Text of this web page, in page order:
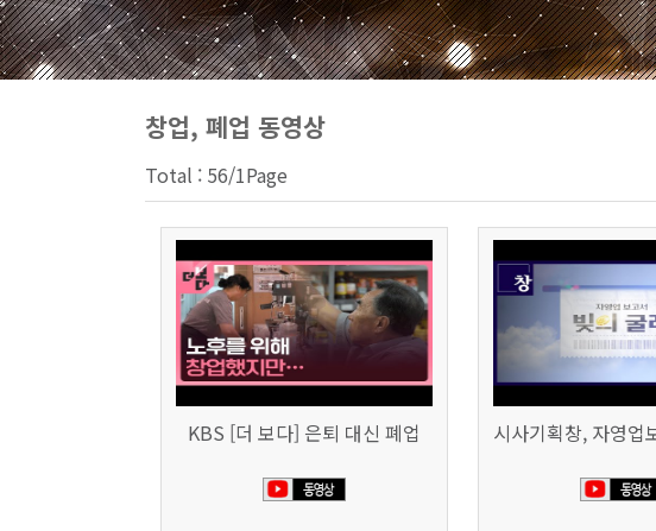
창업, 폐업 동영상
Total : 56/1Page
KBS [더 보다] 은퇴 대신 폐업